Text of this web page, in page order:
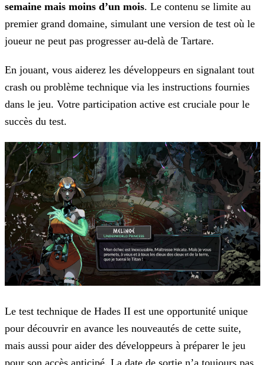
semaine mais moins d’un mois. Le contenu se limite au
premier grand domaine, simulant une version de test où le
joueur ne peut pas progresser au-delà de Tartare.
En jouant, vous aiderez les développeurs en signalant tout
crash ou problème technique via les instructions fournies
dans le jeu. Votre participation active est cruciale pour le
succès du test.
Le test technique de Hades II est une opportunité unique
pour découvrir en avance les nouveautés de cette suite,
mais aussi pour aider des développeurs à préparer le jeu